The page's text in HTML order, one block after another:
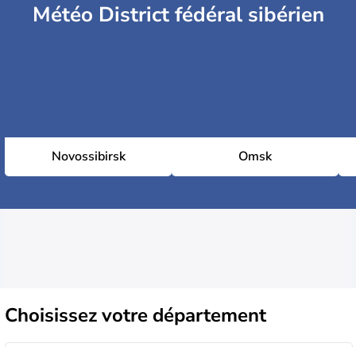
Météo District fédéral sibérien
Novossibirsk Omsk
Choisissezvotre département